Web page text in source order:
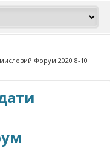
Форум 2020 8-10